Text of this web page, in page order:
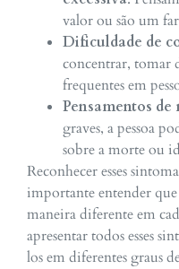
valor ou são um
Dificuldade de
concentrar, tomar
frequentes em
Pensamentos
graves, a pessoa
sobre a morte ou
Reconhecer esses
importante entender que
maneira diferente em
apresentar todos esses
los em diferentes graus